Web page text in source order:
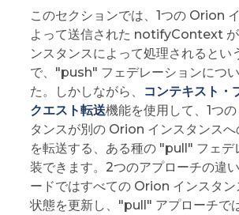
このセクションでは、1つの Orion
よって送信された notifyContext
ンスタンスによって処理されるとい
で、"push" フェデレーションにつ
た。しかしながら、
コンテキスト・
クエスト転送機能を使用して、1つ
タンスが別の Orion インスタンス
を転送する、ある種の "pull" フェデ
装できます。2つのアプローチの違
ードではすべての Orion インスタン
状態を更新し、"pull" アプローチで